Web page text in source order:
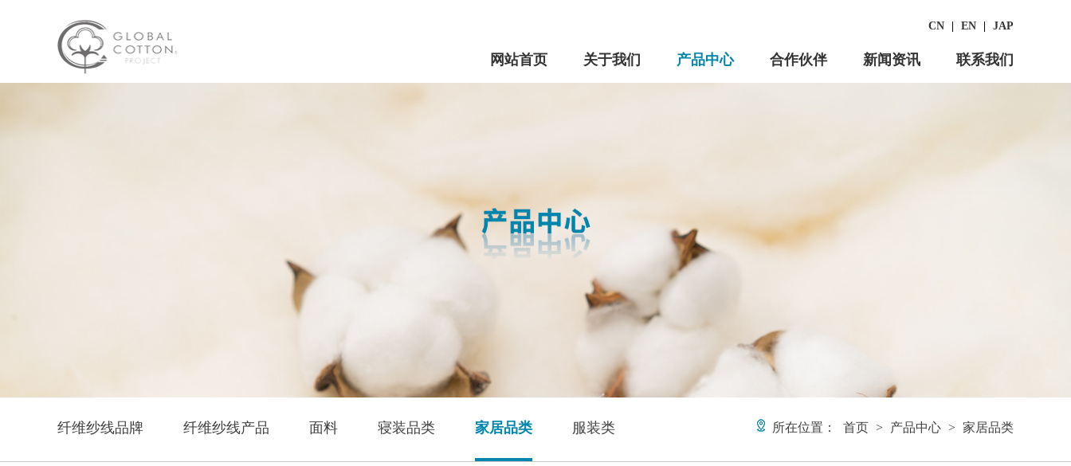
CN EN JAP
网站首页 关于我们 产品中心 合作伙伴 新闻资讯 联系我们
纤维纱线品牌 纤维纱线产品 面料 寝装品类 家居品类 服装类 所在位置： 首页 > 产品中心 > 家居品类